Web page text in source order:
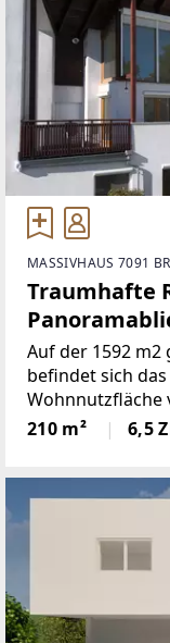
1100
MASSIVHAUS 7091
Traumhafte
Auf der 1592
befindet sich
Wohnnutzfläche
Fensterspenden
mehreren
210 m² 6,5